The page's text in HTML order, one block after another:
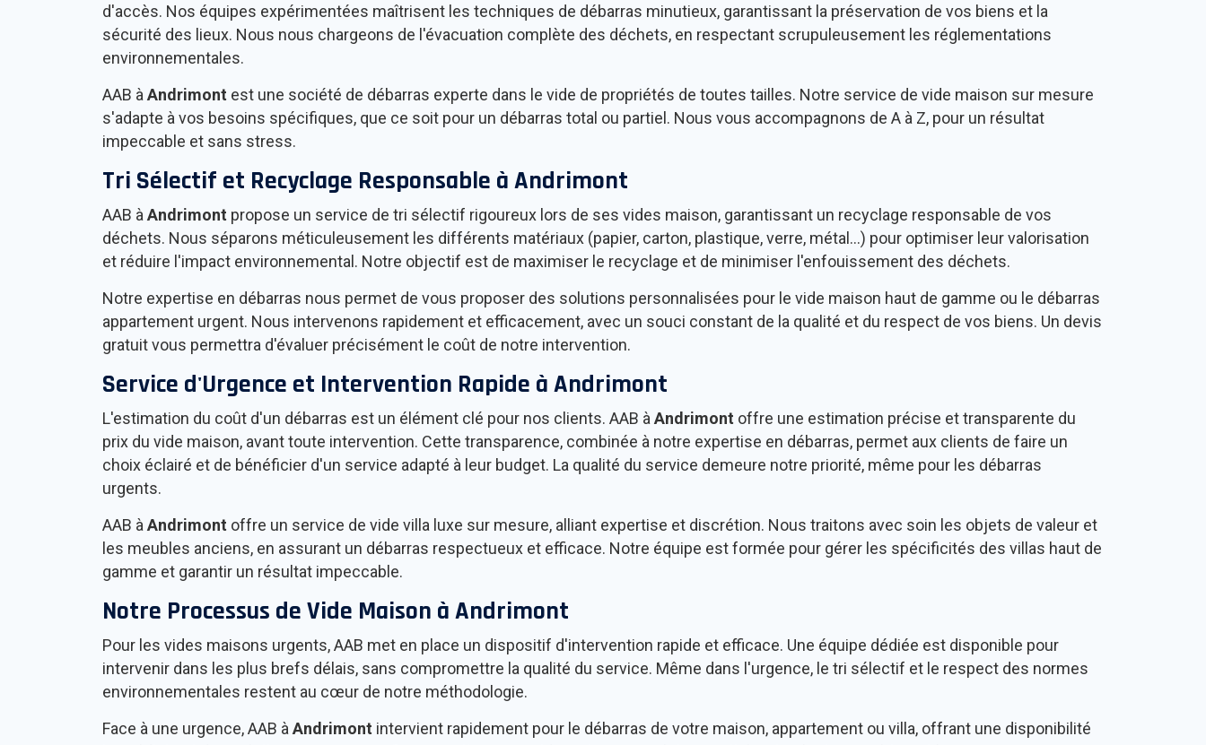
d'accès. Nos équipes expérimentées maîtrisent les techniques de débarras minutieux, garantissant la préservation de vos biens et la
sécurité des lieux. Nous nous chargeons de l'évacuation complète des déchets, en respectant scrupuleusement les réglementations
environnementales.
AAB à Andrimont est une société de débarras experte dans le vide de propriétés de toutes tailles. Notre service de vide maison sur mesure
s'adapte à vos besoins spécifiques, que ce soit pour un débarras total ou partiel. Nous vous accompagnons de A à Z, pour un résultat
impeccable et sans stress.
Tri Sélectif et Recyclage Responsable àAndrimont
AAB à Andrimont propose un service de tri sélectif rigoureux lors de ses vides maison, garantissant un recyclage responsable de vos
déchets. Nous séparons méticuleusement les différents matériaux (papier, carton, plastique, verre, métal...) pour optimiser leur valorisation
et réduire l'impact environnemental. Notre objectif est de maximiser le recyclage et de minimiser l'enfouissement des déchets.
Notre expertise en débarras nous permet de vous proposer des solutions personnalisées pour le vide maison haut de gamme ou le débarras
appartement urgent. Nous intervenons rapidement et efficacement, avec un souci constant de la qualité et du respect de vos biens. Un devis
gratuit vous permettra d'évaluer précisément le coût de notre intervention.
Service d'Urgence et Intervention Rapide àAndrimont
L'estimation du coût d'un débarras est un élément clé pour nos clients. AAB à Andrimont offre une estimation précise et transparente du
prix du vide maison, avant toute intervention. Cette transparence, combinée à notre expertise en débarras, permet aux clients de faire un
choix éclairé et de bénéficier d'un service adapté à leur budget. La qualité du service demeure notre priorité, même pour les débarras
urgents.
AAB à Andrimont offre un service de vide villa luxe sur mesure, alliant expertise et discrétion. Nous traitons avec soin les objets de valeur et
les meubles anciens, en assurant un débarras respectueux et efficace. Notre équipe est formée pour gérer les spécificités des villas haut de
gamme et garantir un résultat impeccable.
Notre Processus de Vide Maison àAndrimont
Pour les vides maisons urgents, AAB met en place un dispositif d'intervention rapide et efficace. Une équipe dédiée est disponible pour
intervenir dans les plus brefs délais, sans compromettre la qualité du service. Même dans l'urgence, le tri sélectif et le respect des normes
environnementales restent au cœur de notre méthodologie.
Face à une urgence, AAB à Andrimont intervient rapidement pour le débarras de votre maison, appartement ou villa, offrant une disponibilité